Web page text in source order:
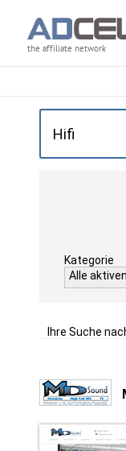
the affiliate network
Kategorie
Alle
Ihre Suche